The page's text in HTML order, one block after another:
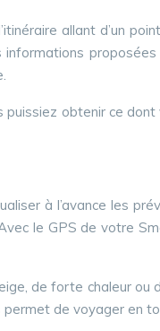
allant d’un
obtenir ce dont
à l’avance les
le GPS de votre
de forte chaleur ou
permet de voyager en